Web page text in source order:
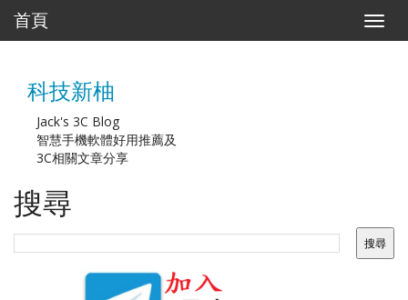
T
o
o
首頁
科技新柚
Jack's 3C Blog
智慧手機軟體好用推薦及
3C相關文章分享
搜尋